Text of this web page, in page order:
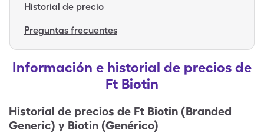
Historial de precio
Preguntas frecuentes
Información e historial de precios de
Ft Biotin
Historial de precios de Ft Biotin (Branded
Generic) y Biotin (Genérico)